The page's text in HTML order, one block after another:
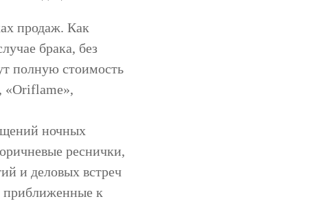
продаж. Как
брака, без
полную стоимость
«Oriflame»,
ночных
реснички,
и деловых встреч
приближенные к